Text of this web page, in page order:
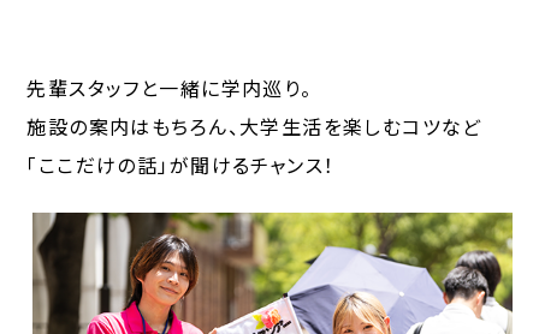
先輩スタッフと一緒に学内巡り。
施設の案内はもちろん、大学生活を楽しむコツなど
「ここだけの話」が聞けるチャンス！